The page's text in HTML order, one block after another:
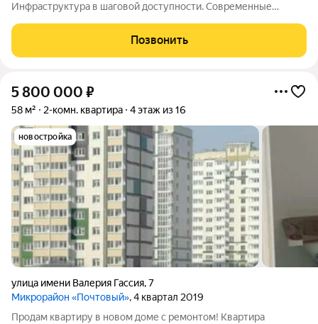
Инфраструктура в шаговой доступности. Современные
оплаты. Звоните, я отвечу на все ваши вопросы.
Позвонить
5 800 000 ₽
58 м² 2-комн. квартира 4 этаж из 16
новостройка
улица имени Валерия Гассия,7
Микрорайон «Почтовый», 4 квартал 2019
Продам квартиру в новом доме с ремонтом! Квартира